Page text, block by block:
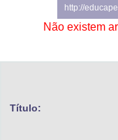
Gabinete de Segurança
Planalto
http://
Não existem
Título: